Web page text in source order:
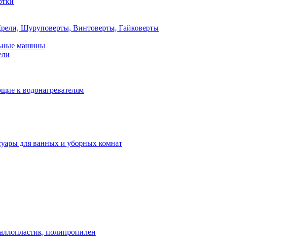
Шуруповерты, Винтоверты, Гайковерты
машины
к водонагревателям
для ванных и уборных комнат
полипропилен